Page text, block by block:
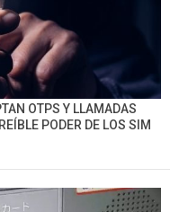
OTPS Y LLAMADAS
PODER DE LOS SIM